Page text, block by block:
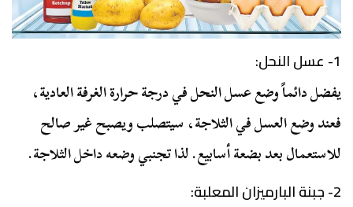
1- عسل النحل:
يفضل دائماً وضع عسل النحل في درجة حرارة الغرفة العادية،
فعند وضع العسل في الثلاجة، سيتصلب ويصبح غير صالح
للاستعمال بعد بضعة أسابيع. لذا تجنبي وضعه داخل الثلاجة.
2- جبنة البارميزان المعلبة: